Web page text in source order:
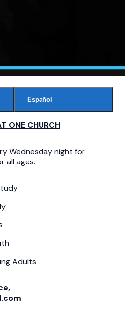
Español
ONE CHURCH
Wednesday night for
all ages:
Adults